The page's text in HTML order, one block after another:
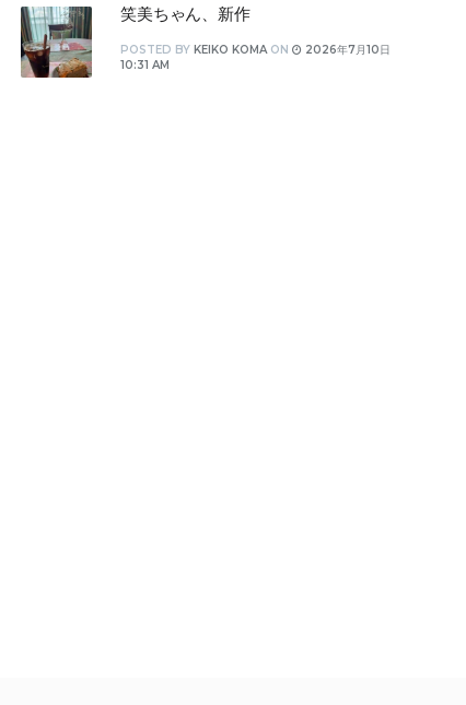
笑美ちゃん、新作
POSTED BY KEIKO KOMA ON
2026年7月10日
10:31 AM